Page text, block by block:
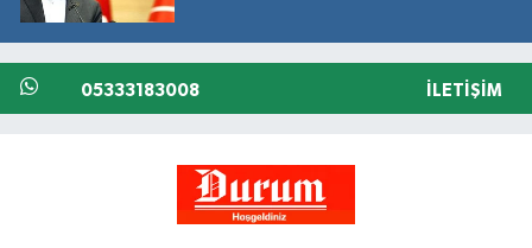
05333183008 İLETIŞIM